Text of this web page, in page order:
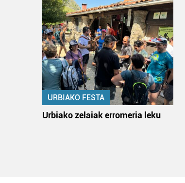
URBIAKO FESTA
Urbiako zelaiak erromeria leku